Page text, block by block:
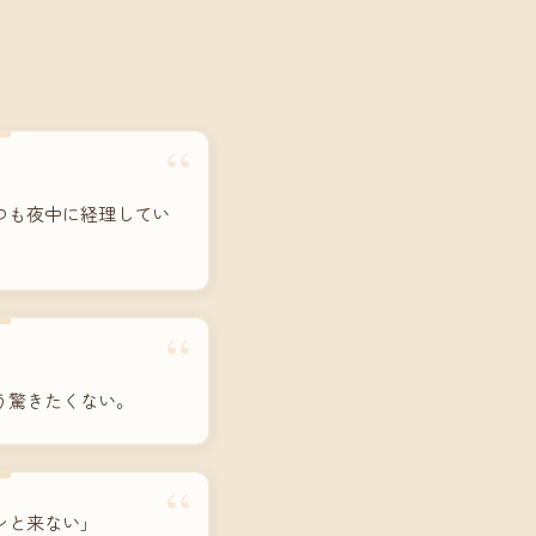
“
も夜中に経理してい
“
きたくない。
“
来ない」